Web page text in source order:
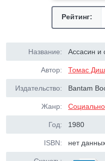
Рейтинг:
Название: Ассасин и
Автор: Томас Диш
Издательство: Bantam
Жанр:
Год: 1980
ISBN: нет